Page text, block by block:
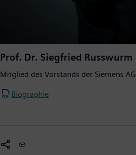
Prof. Dr. Siegfried Russwurm
Mitglied des Vorstands der Siemens AG
Biographie